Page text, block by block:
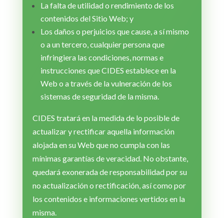
La falta de utilidad o rendimiento de los
contenidos del Sitio Web; y
Los daños o perjuicios que cause, a sí mismo
o a un tercero, cualquier persona que
infringiera las condiciones, normas e
instrucciones que CIDES establece en la
Web o a través de la vulneración de los
sistemas de seguridad de la misma.
CIDES tratará en la medida de lo posible de
actualizar y rectificar aquella información
alojada en su Web que no cumpla con las
mínimas garantías de veracidad. No obstante,
quedará exonerada de responsabilidad por su
no actualización o rectificación, así como por
los contenidos e informaciones vertidos en la
misma.